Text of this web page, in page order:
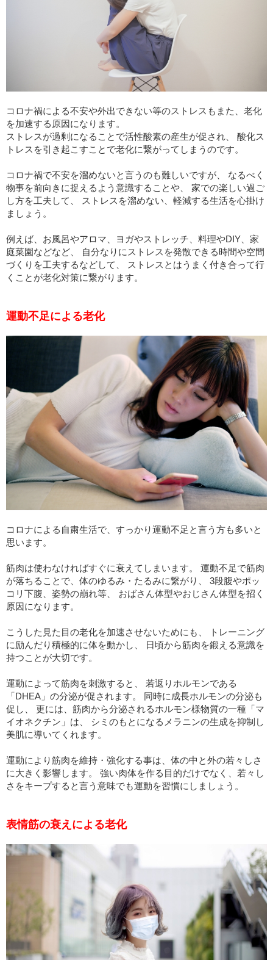
コロナ禍による不安や外出できない等のストレスもまた、老化
を加速する原因になります。
ストレスが過剰になることで活性酸素の産生が促され、 酸化ス
トレスを引き起こすことで老化に繋がってしまうのです。
コロナ禍で不安を溜めないと言うのも難しいですが、 なるべく
物事を前向きに捉えるよう意識することや、 家での楽しい過ご
し方を工夫して、 ストレスを溜めない、軽減する生活を心掛け
ましょう。
例えば、お風呂やアロマ、ヨガやストレッチ、料理やDIY、家
庭菜園などなど、 自分なりにストレスを発散できる時間や空間
づくりを工夫するなどして、 ストレスとはうまく付き合って行
くことが老化対策に繋がります。
運動不足による老化
コロナによる自粛生活で、すっかり運動不足と言う方も多いと
思います。
筋肉は使わなければすぐに衰えてしまいます。 運動不足で筋肉
が落ちることで、体のゆるみ・たるみに繋がり、 3段腹やポッ
コリ下腹、姿勢の崩れ等、 おばさん体型やおじさん体型を招く
原因になります。
こうした見た目の老化を加速させないためにも、 トレーニング
に励んだり積極的に体を動かし、 日頃から筋肉を鍛える意識を
持つことが大切です。
運動によって筋肉を刺激すると、 若返りホルモンである
「DHEA」の分泌が促されます。 同時に成長ホルモンの分泌も
促し、 更には、筋肉から分泌されるホルモン様物質の一種「マ
イオネクチン」は、 シミのもとになるメラニンの生成を抑制し
美肌に導いてくれます。
運動により筋肉を維持・強化する事は、体の中と外の若々しさ
に大きく影響します。 強い肉体を作る目的だけでなく、若々し
さをキープすると言う意味でも運動を習慣にしましょう。
表情筋の衰えによる老化